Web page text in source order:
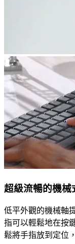
超級流暢的機械
低平外觀的機械軸
指可以輕鬆地在按
鬆將手指放到定位